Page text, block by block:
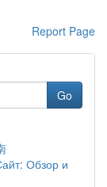
Report Page
Go
Обзор и